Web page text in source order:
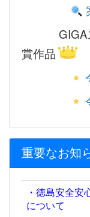
GIGAス
賞作品
重要なお知
・徳島安全
について